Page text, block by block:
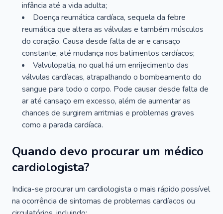
infância até a vida adulta;
Doença reumática cardíaca, sequela da febre
reumática que altera as válvulas e também músculos
do coração. Causa desde falta de ar e cansaço
constante, até mudança nos batimentos cardíacos;
Valvulopatia, no qual há um enrijecimento das
válvulas cardíacas, atrapalhando o bombeamento do
sangue para todo o corpo. Pode causar desde falta de
ar até cansaço em excesso, além de aumentar as
chances de surgirem arritmias e problemas graves
como a parada cardíaca.
Quando devo procurar um médico
cardiologista?
Indica-se procurar um cardiologista o mais rápido possível
na ocorrência de sintomas de problemas cardíacos ou